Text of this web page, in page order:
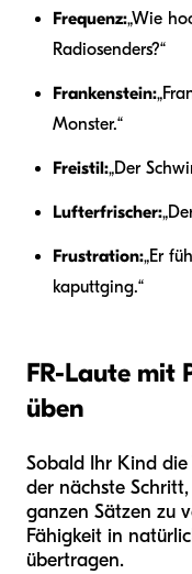
Frequenz:„Wie
Radiosenders?“
Frankenstein:
Monster.“
Freistil:„Der
Lufterfrischer:
Frustration:„Er
kaputtging.“
FR-Laute mit
üben
Sobald Ihr Kind
der nächste
ganzen Sätzen zu
Fähigkeit in
übertragen.